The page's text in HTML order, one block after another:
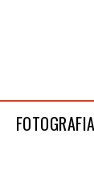
FOTOGRAFIA